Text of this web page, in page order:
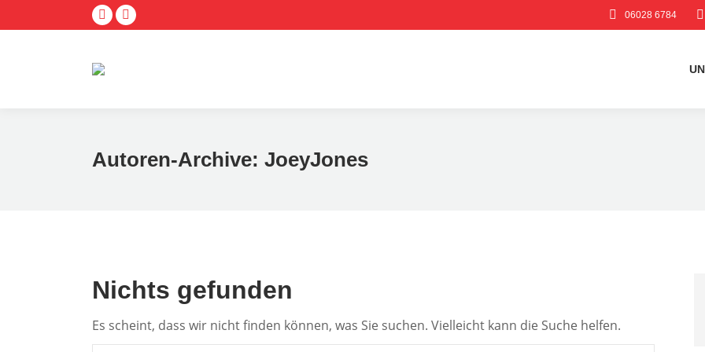
Facebook
opens
E-
06028 6784
Autoren-Archive: JoeyJones
Nichts gefunden
Es scheint, dass wir nicht finden können, was Sie suchen. Vielleicht kann die Suche helfen.